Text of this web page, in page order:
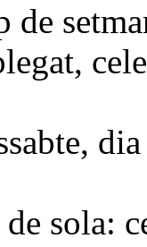
de
sola: